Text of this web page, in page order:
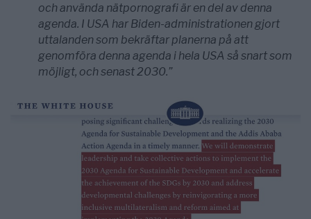
och använda nätpornografi är en del av denna
agenda. I USA har Biden-administrationen gjort
uttalanden som bekräftar planerna på att
genomföra denna agenda i hela USA så snart som
möjligt, och senast 2030.”